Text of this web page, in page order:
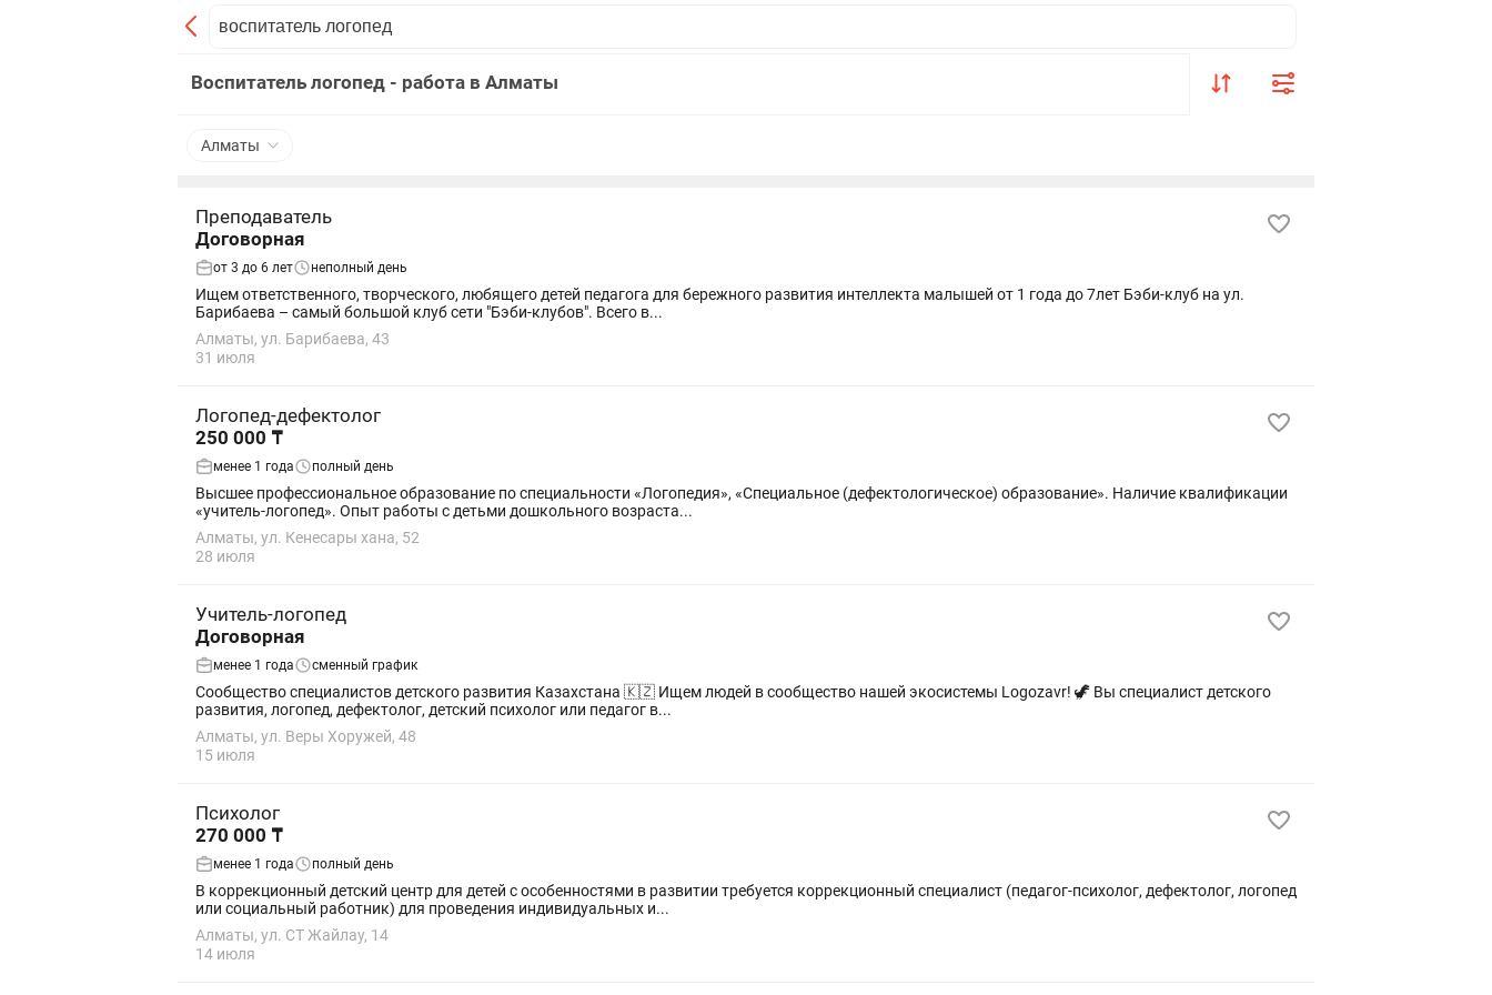
Воспитатель логопед - работа в Алматы
Алматы
Преподаватель
Договорная
от 3 до 6 лет неполный день
Ищем ответственного, творческого, любящего детей педагога для бережного развития интеллекта малышей от 1 года до 7лет Бэби-клуб на ул.
Барибаева – самый большой клуб сети "Бэби-клубов". Всего в...
Алматы, ул. Барибаева, 43
31 июля
Логопед-дефектолог
250 000 ₸
менее 1 года полный день
Высшее профессиональное образование по специальности «Логопедия», «Специальное (дефектологическое) образование». Наличие квалификации
«учитель-логопед». Опыт работы с детьми дошкольного возраста...
Алматы, ул. Кенесары хана, 52
28 июля
Учитель-логопед
Договорная
менее 1 года сменный график
Сообщество специалистов детского развития Казахстана 🇰🇿 Ищем людей в сообщество нашей экосистемы Logozavr! 🦖 Вы специалист детского
развития, логопед, дефектолог, детский психолог или педагог в...
Алматы, ул. Веры Хоружей, 48
15 июля
Психолог
270 000 ₸
менее 1 года полный день
В коррекционный детский центр для детей с особенностями в развитии требуется коррекционный специалист (педагог-психолог, дефектолог, логопед
или социальный работник) для проведения индивидуальных и...
Алматы, ул. СТ Жайлау, 14
14 июля